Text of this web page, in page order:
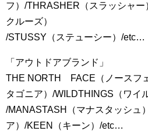
フ）/THRASHER（スラッシャ
クルーズ）
/STUSSY（ステューシー）/etc…
「アウトドアブランド」
THE NORTH FACE（ノースフ
タゴニア）/WILDTHINGS（ワイ
/MANASTASH（マナスタッシュ
ア）/KEEN（キーン）/etc…